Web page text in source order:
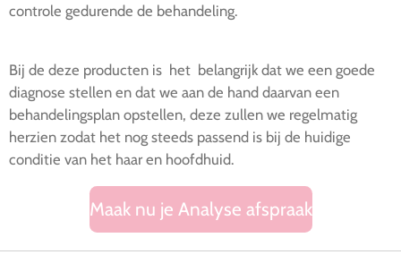
controle gedurende de behandeling.
Bij de deze producten is het belangrijk dat we een goede
diagnose stellen en dat we aan de hand daarvan een
behandelingsplan opstellen, deze zullen we regelmatig
herzien zodat het nog steeds passend is bij de huidige
conditie van het haar en hoofdhuid.
Maak nu je Analyse afspraak